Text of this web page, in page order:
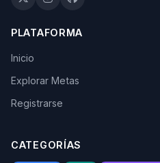
PLATAFORMA
Inicio
Explorar Metas
Registrarse
CATEGORÍAS